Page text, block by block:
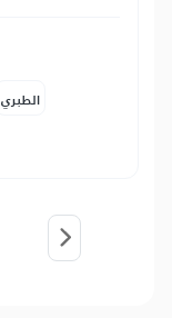
الطبري